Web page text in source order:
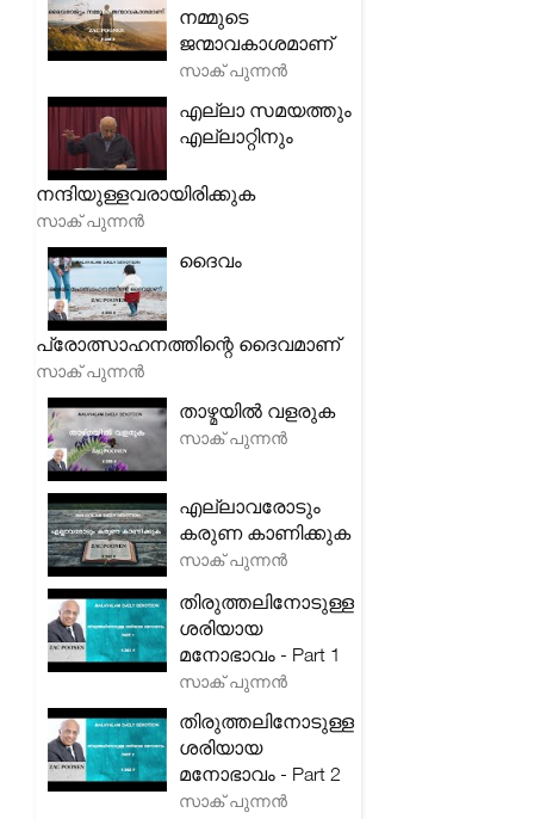
നമ്മുടെ
ജന്മാവകാശമാണ്
സാക് പുന്നൻ
എല്ലാ സമയത്തും
എല്ലാറ്റിനും
നന്ദിയുള്ളവരായിരിക്കുക
സാക് പുന്നൻ
ദൈവം
പ്രോത്സാഹനത്തിന്റെ ദൈവമാണ്
സാക് പുന്നൻ
താഴ്മയിൽ വളരുക
സാക് പുന്നൻ
എല്ലാവരോടും
കരുണ കാണിക്കുക
സാക് പുന്നൻ
തിരുത്തലിനോടുള്ള
ശരിയായ
മനോഭാവം - Part 1
സാക് പുന്നൻ
തിരുത്തലിനോടുള്ള
ശരിയായ
മനോഭാവം - Part 2
സാക് പുന്നൻ